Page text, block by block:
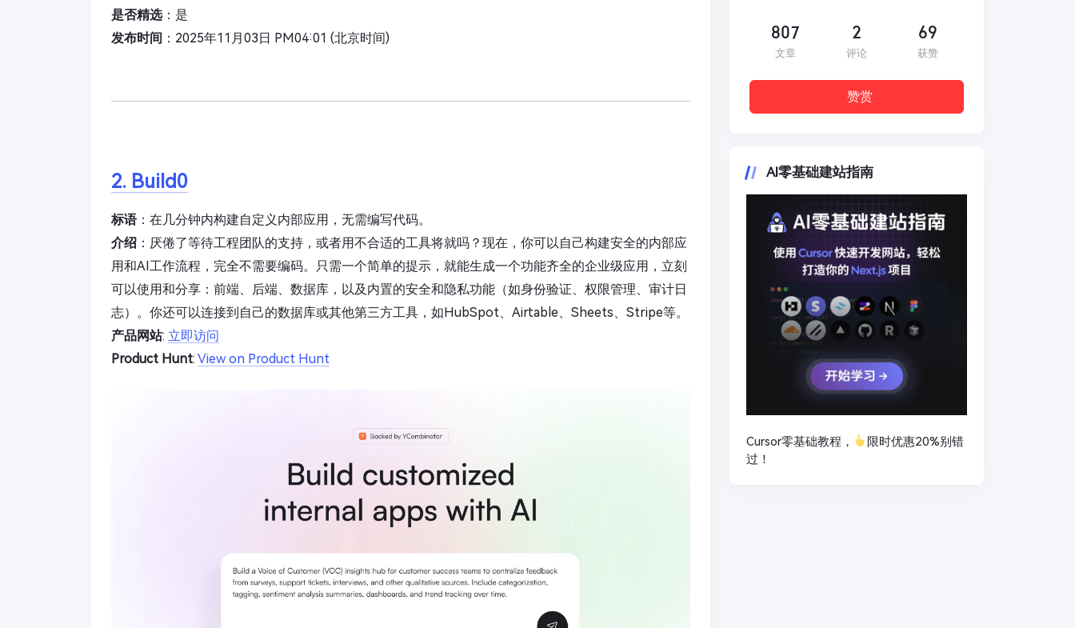
是否精选：是
发布时间 ：2025年11月03日 PM04:01 (北京时间)
2. Build0
标语：在几分钟内构建自定义内部应用，无需编写代码。
介绍 ：厌倦了等待工程团队的支持，或者用不合适的工具将就吗？现在，你可以自己构建安全的内部应
用和AI工作流程，完全不需要编码。只需一个简单的提示，就能生成一个功能齐全的企业级应用，立刻
可以使用和分享：前端、后端、数据库，以及内置的安全和隐私功能（如身份验证、权限管理、审计日
志）。你还可以连接到自己的数据库或其他第三方工具，如HubSpot、Airtable、Sheets、Stripe等。
产品网站: 立即访问
Product Hunt: View on Product Hunt
807
文章
2
评论
69
获赞
赞赏
AI零基础建站指南
Cursor零基础教程，
限时优惠20%别错
过！